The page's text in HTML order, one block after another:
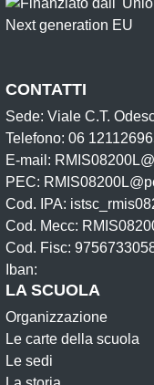
CONTATTI
Sede: Viale C.T.
Telefono: 06
E-mail:
PEC:
Cod. IPA:
Cod. Mecc:
Cod. Fisc:
Iban:
LA SCUOLA
Organizzazione
Le carte della scuola
Le sedi